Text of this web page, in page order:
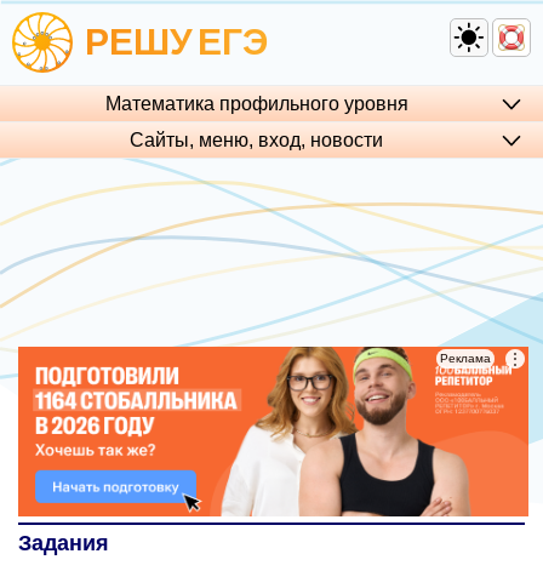
РЕШУЕГЭ
Математика профильного уровня
Сайты, меню, вход, но­во­сти
⋮
Реклама ⋮
Реклама
Задания